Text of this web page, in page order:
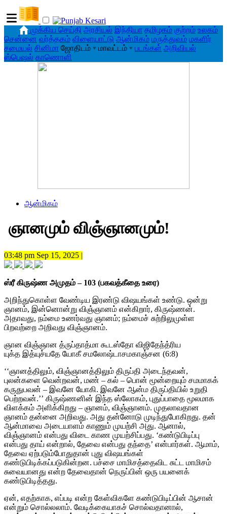
முக்கிய செய்தி அரசியல் இந்தியா தமிழகம் குற்றம் உலகம்
சென்னை வர்த்தகம் விளையாட்டு ஆன்மிகம் மருத்துவம் மகளிர்
சமையல் சினிமா ஜோதிடம் ▾ மாவட்டம் ▾ படங்கள் அறிவியல்
ஸ்பெஷல் காணொளி
ஆன்மிகம்
ஞானமும் விஞ்ஞானமும்!
03:48 pm Sep 15, 2025 |
ஸ்ரீ கிருஷ்ண அமுதம் – 103 (பகவத்கீதை உரை)
அறிந்துகொள்ள வேண்டிய இரண்டு விஷயங்கள் உண்டு. ஒன்று
ஞானம், இன்னொன்று விஞ்ஞானம் என்கிறார், கிருஷ்ணன்.
அதாவது, நம்மை உணர்வது ஞானம்; நம்மைச் சுற்றிலுமுள்ள
பிறவற்றை அறிவது விஞ்ஞானம்.
ஞான விஞ்ஞான த்ருப்தாத்மா கூடஸ்தோ விஜிதேந்த்ரிய
யுக்த இத்யுச்யதே யோகீ சமலோஷ்டாசமகாஞ்சன (6:8)
‘‘ஞானத்திலும், விஞ்ஞானத்திலும் திருப்தி அடைந்தவன்,
புலன்களை வென்றவன், மண் – கல் – பொன் மூன்றையும் சமமாகக்
கருதுபவன் – இவனே யோகி. இவனே ஆன்ம திருப்தியில் உறுதி
பெற்றவன்.’’ கிருஷ்ணனின் இந்த ஸ்லோகம், புதுப்பாதை மூலமாக
விளக்கம் அளிக்கிறது – ஞானம், விஞ்ஞானம். முதலாவதான
ஞானம் தன்னை அறிவது. அது தன்னோடு முடிந்துபோகிறது. தன்
ஆன்மாவை அடையாளம் காணும் முயற்சி அது. ஆனால்,
விஞ்ஞானம் என்பது விடை காண முயற்சிப்பது. ‘கண்டுபிடிப்பு
என்பது தாய் என்றால், தேவை என்பது தந்தை’ என்பார்கள். ஆமாம்,
தேவை ஏற்படும்போதுதான் புது விஷயங்கள்
கண்டுபிடிக்கப்படுகின்றன. பச்சை மாமிசத்தைவிட சுட்ட மாமிசம்
சுவையானது என்ற தேவைதான் நெருப்பின் ஒரு பயனைக்
கண்டுபிடித்தது.
ஏன், எதற்காக, எப்படி என்ற கேள்விகளே கண்டுபிடிப்பின் ஆசான்
என்றும் சொல்லலாம். வேடிக்கையாகச் சொல்வதானால்,